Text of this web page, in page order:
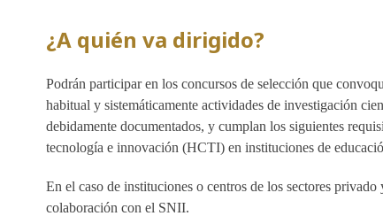
¿A quién va dirigido?
Podrán participar en los concursos de selección que
habitual y sistemáticamente actividades de investigación
debidamente documentados, y cumplan los siguientes
tecnología e innovación (HCTI) en instituciones de
En el caso de instituciones o centros de los sectores
colaboración con el SNII.